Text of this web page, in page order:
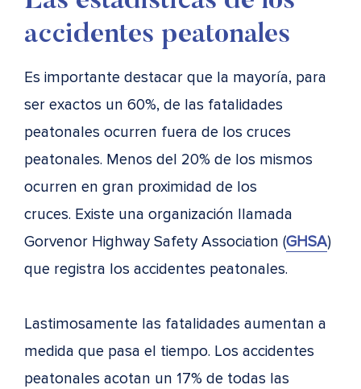
accidentes peatonales
Es importante destacar que la mayoría, para
ser exactos un 60%, de las fatalidades
peatonales ocurren fuera de los cruces
peatonales. Menos del 20% de los mismos
ocurren en gran proximidad de los
cruces. Existe una organización llamada
Gorvenor Highway Safety Association (GHSA)
que registra los accidentes peatonales.
Lastimosamente las fatalidades aumentan a
medida que pasa el tiempo. Los accidentes
peatonales acotan un 17% de todas las